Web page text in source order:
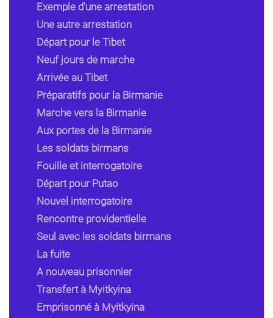
Exemple d'une arrestation
Une autre arrestation
Départ pour le Tibet
Neuf jours de marche
Arrivée au Tibet
Préparatifs pour la Birmanie
Marche vers la Birmanie
Aux portes de la Birmanie
Les soldats birmans
Fouille et interrogatoire
Départ pour Putao
Nouvel interrogatoire
Rencontre providentielle
Seul avec les soldats birmans
La fuite
A nouveau prisonnier
Transfert à Myitkyina
Emprisonné à Myitkyina